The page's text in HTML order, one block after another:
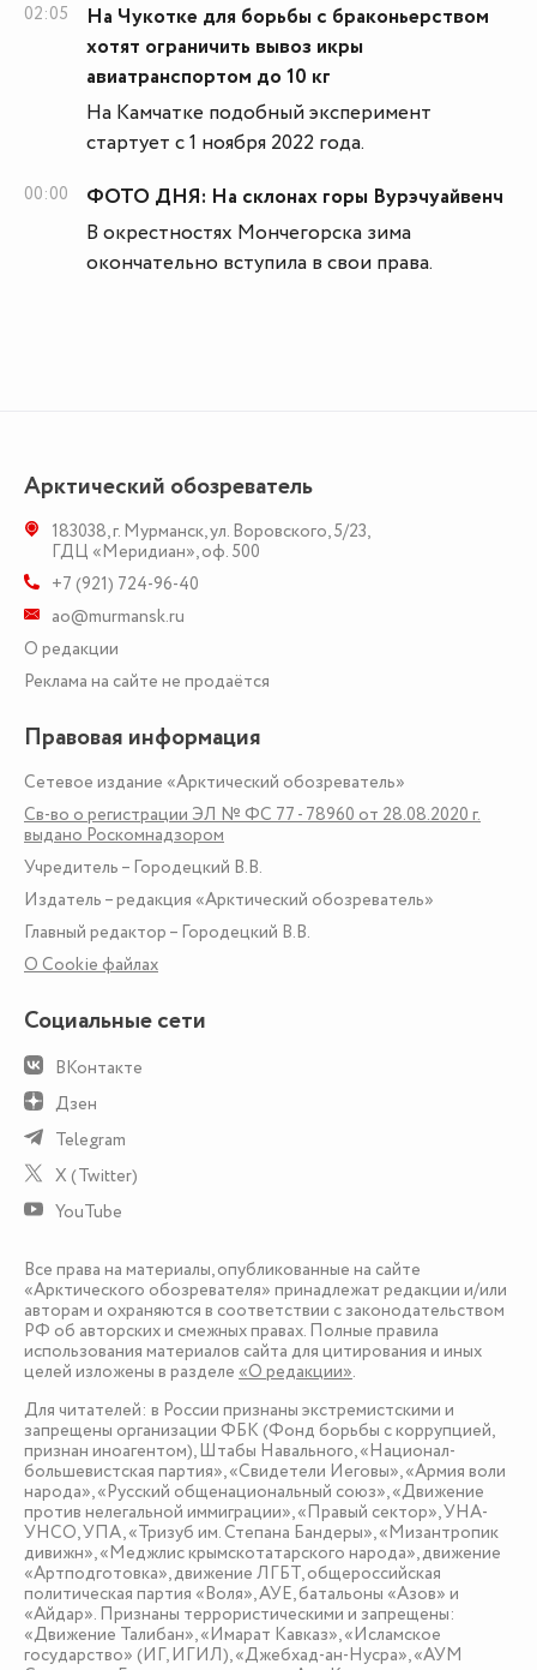
02:05
На Чукотке для борьбы с браконьерством
хотят ограничить вывоз икры
авиатранспортом до 10 кг
На Камчатке подобный эксперимент
стартует с 1 ноября 2022 года.
00:00
ФОТО ДНЯ: На склонах горы Вурэчуайвенч
В окрестностях Мончегорска зима
окончательно вступила в свои права.
Арктический обозреватель
183038,г. Мурманск,ул. Воровского, 5/23,
ГДЦ «Меридиан», оф. 500
+7 (921) 724-96-40
ao@murmansk.ru
О редакции
Реклама на сайте не продаётся
Правовая информация
Сетевое издание «Арктический обозреватель»
Св-во о регистрации ЭЛ № ФС 77 - 78960 от 28.08.2020 г.
выдано Роскомнадзором
Учредитель – Городецкий В.В.
Издатель – редакция «Арктический обозреватель»
Главный редактор – Городецкий В.В.
О Сookie файлах
Социальные сети
ВКонтакте
Дзен
Telegram
X (Twitter)
YouTube
Все права на материалы, опубликованные на сайте
«Арктического обозревателя» принадлежат редакции и/или
авторам и охраняются в соответствии с законодательством
РФ об авторских и смежных правах. Полные правила
использования материалов сайта для цитирования и иных
целей изложены в разделе «О редакции».
Для читателей: в России признаны экстремистскими и
запрещены организации ФБК (Фонд борьбы с коррупцией,
признан иноагентом), Штабы Навального, «Национал-
большевистская партия», «Свидетели Иеговы», «Армия воли
народа», «Русский общенациональный союз», «Движение
против нелегальной иммиграции», «Правый сектор», УНА-
УНСО, УПА, «Тризуб им. Степана Бандеры», «Мизантропик
дивижн», «Меджлис крымскотатарского народа», движение
«Артподготовка», движение ЛГБТ, общероссийская
политическая партия «Воля», АУЕ, батальоны «Азов» и
«Айдар». Признаны террористическими и запрещены:
«Движение Талибан», «Имарат Кавказ», «Исламское
государство» (ИГ, ИГИЛ), «Джебхад-ан-Нусра», «АУМ